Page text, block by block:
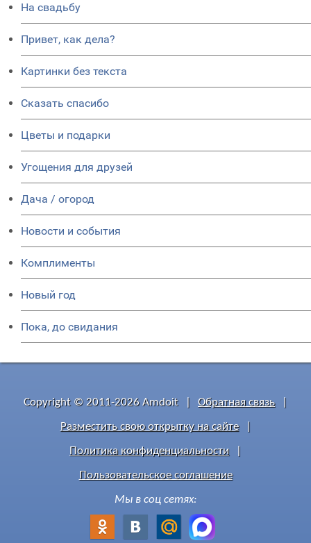
На свадьбу
Привет, как дела?
Картинки без текста
Сказать спасибо
Цветы и подарки
Угощения для друзей
Дача / огород
Новости и события
Комплименты
Новый год
Пока, до свидания
Copyright © 2011-2026 Amdoit Обратная связь
Разместить свою открытку на сайте
Политика конфиденциальности
Пользовательское соглашение
Мы в соц сетях: